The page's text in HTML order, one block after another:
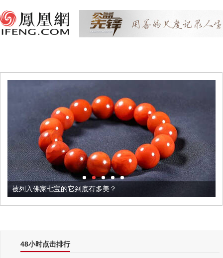
被列入佛家七宝的它到底有多美？
48小时点击排行